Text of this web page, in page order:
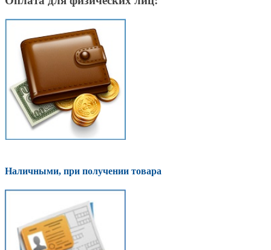
Наличными, при получении товара